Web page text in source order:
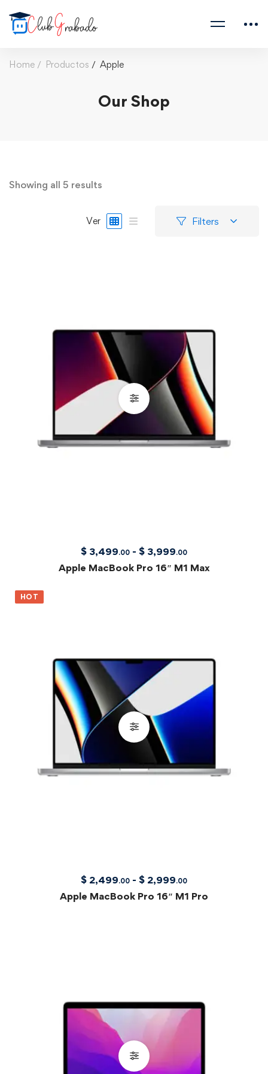
Home Productos Apple
Our Shop
Showing all 5 results
Ver Filters
$ 3,499.00 - $ 3,999.00
Apple MacBook Pro 16″ M1 Max
HOT
$ 2,499.00 - $ 2,999.00
Apple MacBook Pro 16″ M1 Pro